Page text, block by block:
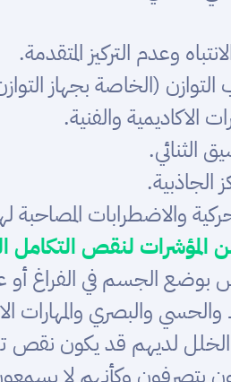
المؤشرات لنقص
الجسم في الفراغ أو
والبصري والمهارات
لديهم قد يكون نقص